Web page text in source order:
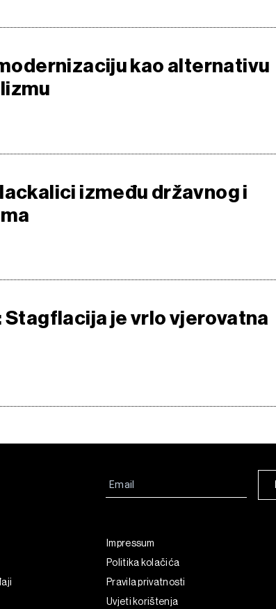
kao alternativu
između državnog i
Stagflacija je vrlo vjerovatna
Impressum
Politika kolačića
Pravila privatnosti
Uvjeti korištenja